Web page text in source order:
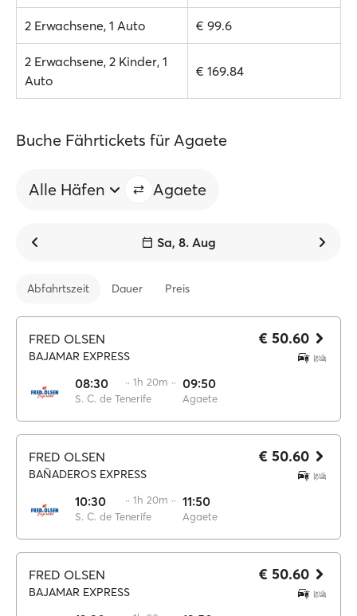
2 Erwachsene, 1 Auto € 99.6
2 Erwachsene, 2 Kinder, 1
Auto
€ 169.84
Buche Fährtickets für Agaete
Alle Häfen Agaete
Sa, 8. Aug
Abfahrtszeit Dauer Preis
FRED OLSEN
BAJAMAR EXPRESS
08:30
S. C. de Tenerife
·· 1h 20m ·· 09:50
Agaete
€ 50.60
FRED OLSEN
BAÑADEROS EXPRESS
10:30
S. C. de Tenerife
·· 1h 20m ·· 11:50
Agaete
€ 50.60
FRED OLSEN
BAJAMAR EXPRESS
€ 50.60